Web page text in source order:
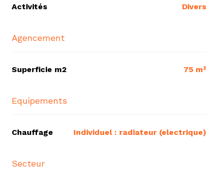
Activités Divers
Agencement
Superficie m2 75 m²
Equipements
Chauffage individuel : radiateur (electrique)
Secteur